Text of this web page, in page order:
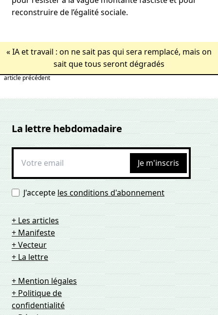
reconstruire de l’égalité sociale.
article précédent
«IA et travail : on ne sait pas qui sera remplacé, mais on
sait que tous seront dégradés
La lettre hebdomadaire
Je m'inscris
J'accepteles conditions d'abonnement
+ Les articles
+ Manifeste
+ Vecteur
+ La lettre
+ Mention légales
+ Politique de
confidentialité